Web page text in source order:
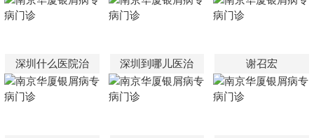
深圳什么医院治 深圳到哪儿医治 谢召宏